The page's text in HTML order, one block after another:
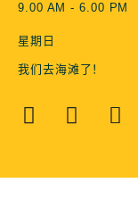
9.00 AM - 6.00 PM
星期日
我们去海滩了！